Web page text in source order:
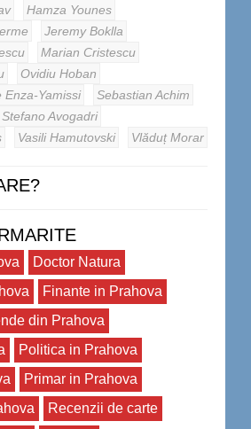
Hamza Younes
Jeremy Boklla
Marian Cristescu
Ovidiu Hoban
Enza-Yamissi
Sebastian Achim
Stefano Avogadri
Vasili Hamutovski Vlăduț Morar
Doctor Natura
Finante in Prahova
din Prahova
Politica in Prahova
Primar in Prahova
Recenzii de carte